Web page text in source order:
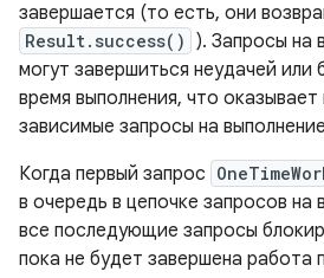
завершается (то есть, они
Result.success()
). Запросы на
могут завершиться неудачей или
время выполнения, что оказывает
зависимые запросы на
Когда первый запрос
в очередь в цепочке запросов на
все последующие запросы
пока не будет завершена работа